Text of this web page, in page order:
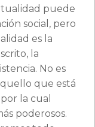
puede
social, pero
es la
la
No es
que está
la cual
poderosos.